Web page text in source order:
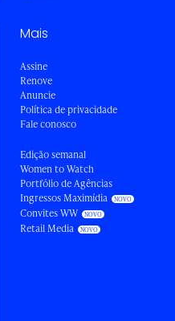
Mais
Assine
Renove
Anuncie
Política de privacidade
Fale conosco
Edição semanal
Women to Watch
Portfólio de Agências
Ingressos Maximídia
Convites WW
Retail Media